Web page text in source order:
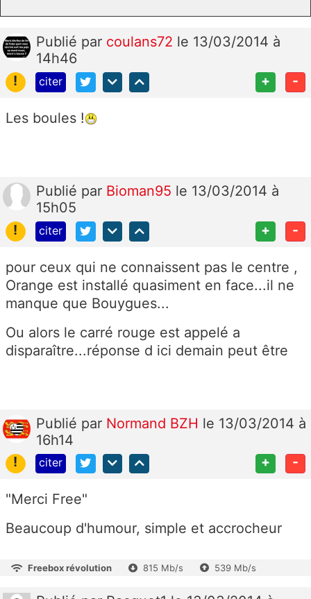
Publié par coulans72 le 13/03/2014 à
14h46
!
citer + -
Les boules !
Publié par Bioman95 le 13/03/2014 à
15h05
!
citer + -
pour ceux qui ne connaissent pas le centre ,
Orange est installé quasiment en face...il ne
manque que Bouygues...
Ou alors le carré rouge est appelé a
disparaître...réponse d ici demain peut être
Publié par Normand BZH le 13/03/2014 à
16h14
!
citer + -
"Merci Free"
Beaucoup d'humour, simple et accrocheur
Freebox révolution 815 Mb/s 539 Mb/s